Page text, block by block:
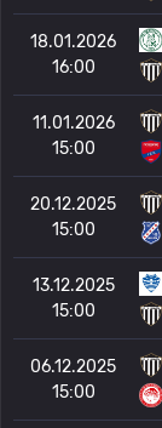
18.01.2026
16:00
11.01.2026
15:00
20.12.2025
15:00
13.12.2025
15:00
06.12.2025
15:00